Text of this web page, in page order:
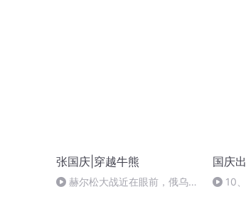
张国庆|穿越牛熊
赫尔松大战近在眼前，俄乌冲
国庆
10